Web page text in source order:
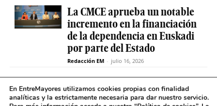
La CMCE aprueba un notable
incremento en la financiación
de la dependencia en Euskadi
por parte del Estado
Redacción EM - julio 16, 2026
El servicio de teleasistencia
betiON prueba un nuevo
En EntreMayores utilizamos cookies propias con finalidad
analíticas y la estrictamente necesaria para dar nuestro servicio.